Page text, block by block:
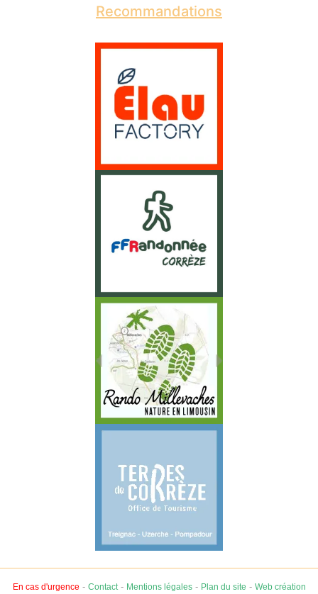
Recommandations
En cas d'urgence - Contact- Mentions légales- Plan du site - Web création